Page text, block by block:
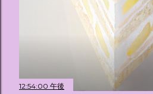
12:54:00 午後